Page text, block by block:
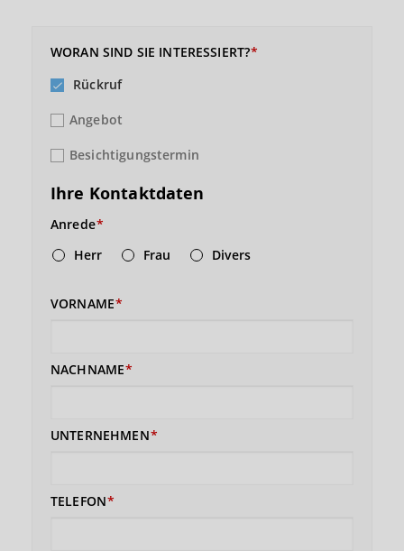
WORAN SIND SIE INTERESSIERT?
Rückruf
Angebot
Besichtigungstermin
Ihre Kontaktdaten
Anrede
Herr
Frau Divers
VORNAME
NACHNAME
UNTERNEHMEN
TELEFON